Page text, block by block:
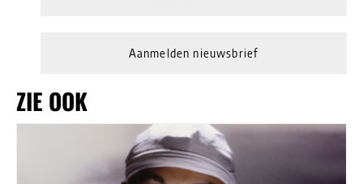
Aanmelden nieuwsbrief
ZIE OOK